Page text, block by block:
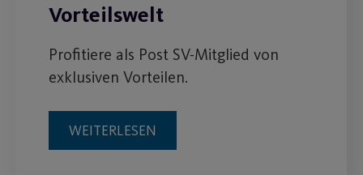
Vorteilswelt
Profitiere als Post SV-Mitglied von
exklusiven Vorteilen.
WEITERLESEN